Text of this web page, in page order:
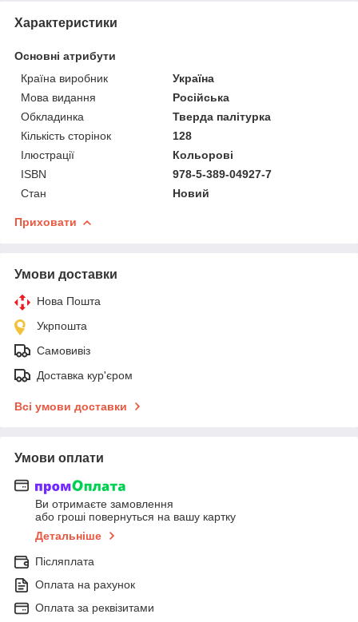
Характеристики
Основні атрибути
Країна виробник
Україна
Мова видання
Російська
Обкладинка
Тверда палітурка
Кількість сторінок
128
Ілюстрації
Кольорові
ISBN
978-5-389-04927-7
Стан
Новий
Приховати
Умови доставки
Нова Пошта
Укрпошта
Самовивіз
Доставка кур'єром
Всі умови доставки
Умови оплати
Ви отримаєте замовлення
або гроші повернуться на вашу картку
Детальніше
Післяплата
Оплата на рахунок
Оплата за реквізитами